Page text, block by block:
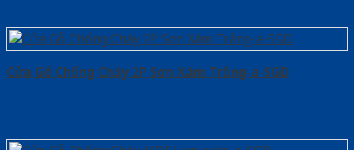
Cửa Gỗ Chống Cháy 2P Sơn Xám Trắng-a-SGD